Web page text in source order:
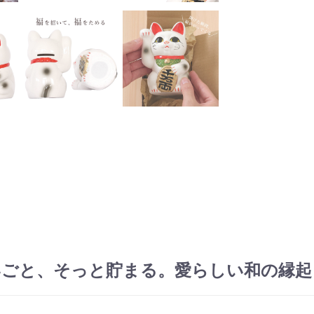
と、そっと貯まる。愛らしい和の縁